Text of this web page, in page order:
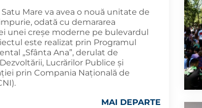
Mare va avea o nouă unitate de
odată cu demararea
unei creșe moderne pe bulevardul
este realizat prin Programul
„Sfânta Ana”, derulat de
Lucrărilor Publice și
prin Compania Națională de
MAI DEPARTE